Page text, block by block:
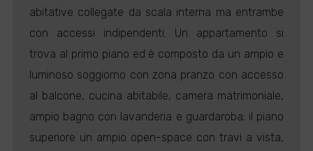
abitative collegate da scala interna ma entrambe
con accessi indipendenti. Un appartamento si
trova al primo piano ed è composto da un ampio e
luminoso soggiorno con zona pranzo con accesso
al balcone, cucina abitabile, camera matrimoniale,
ampio bagno con lavanderia e guardaroba; il piano
superiore un ampio open-space con travi a vista,